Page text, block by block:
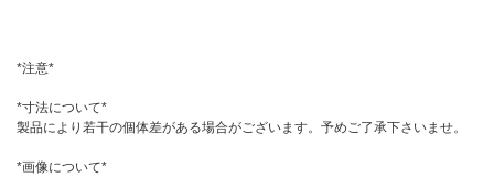
*注意*
*寸法について*
製品により若干の個体差がある場合がございます。予めご了承下さいませ。
*画像について*